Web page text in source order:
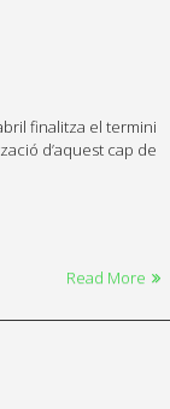
finalitza el termini
d’aquest cap de
Read More